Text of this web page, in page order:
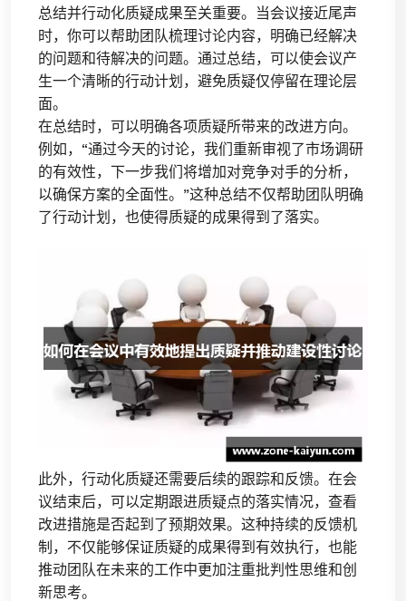
总结并行动化质疑成果至关重要。当会议接近尾声
时，你可以帮助团队梳理讨论内容，明确已经解决
的问题和待解决的问题。通过总结，可以使会议产
生一个清晰的行动计划，避免质疑仅停留在理论层
面。
在总结时，可以明确各项质疑所带来的改进方向。
例如，“通过今天的讨论，我们重新审视了市场调研
的有效性，下一步我们将增加对竞争对手的分析，
以确保方案的全面性。”这种总结不仅帮助团队明确
了行动计划，也使得质疑的成果得到了落实。
此外，行动化质疑还需要后续的跟踪和反馈。在会
议结束后，可以定期跟进质疑点的落实情况，查看
改进措施是否起到了预期效果。这种持续的反馈机
制，不仅能够保证质疑的成果得到有效执行，也能
推动团队在未来的工作中更加注重批判性思维和创
新思考。